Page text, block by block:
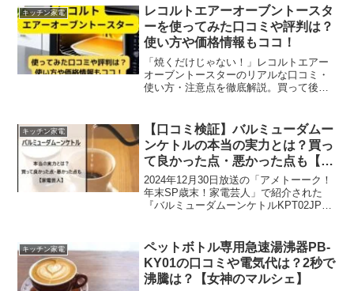
ト・デメリットを包み隠さず紹介。一人
暮らしや時短調理を求める方必見の完全
ガイド。
キッチン家電
レコルトエアーオーブントースタ
ーを使ってみた口コミや評判は？
使い方や価格情報もココ！
「焼くだけじゃない！」レコルトエアー
オーブントースターのリアルな口コミ・
使い方・注意点を徹底解説。買って後悔
たのライフスタイルに合うキッチン家電
なのかチェックしてみてくださいね。
キッチン家電
【口コミ検証】バルミューダムー
ンケトルの本当の実力とは？買っ
て良かった点・悪かった点も【家
電芸人】
2024年12月30日放送の「アメトーーク！
年末SP歳末！家電芸人」で紹介された
『バルミューダムーンケトルKPT02JP』
介していきます。「バルミューダの電気
ケトル、な...
キッチン家電
ペットボトル専用急速湯沸器PB-
KY01の口コミや電気代は？2秒で
沸騰は？【女神のマルシェ】